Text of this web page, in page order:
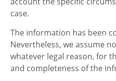
case.
The information has been
Nevertheless, we assume
whatever legal reason, for
and completeness of the